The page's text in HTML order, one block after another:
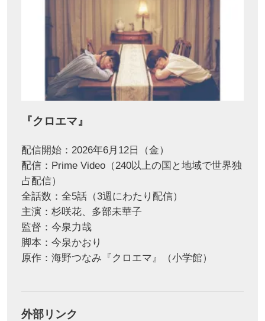
『クロエマ』
配信開始：2026年6月12日（金）
配信：Prime Video（240以上の国と地域で世界独
占配信）
全話数：全5話（3週にわたり配信）
主演：杉咲花、多部未華子
監督：今泉力哉
脚本：今泉かおり
原作：海野つなみ『クロエマ』（小学館）
外部リンク